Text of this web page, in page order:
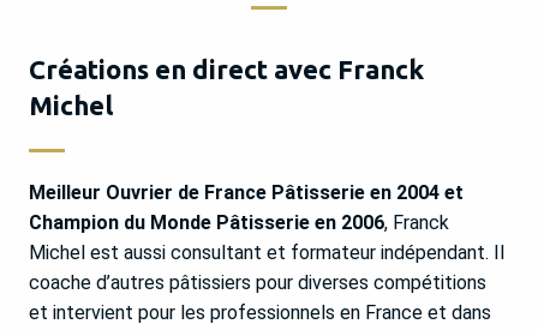
Créations en direct avec Franck
Michel
Meilleur Ouvrier de France Pâtisserie en 2004 et
Champion du Monde Pâtisserie en 2006, Franck
Michel est aussi consultant et formateur indépendant. Il
coache d’autres pâtissiers pour diverses compétitions
et intervient pour les professionnels en France et dans